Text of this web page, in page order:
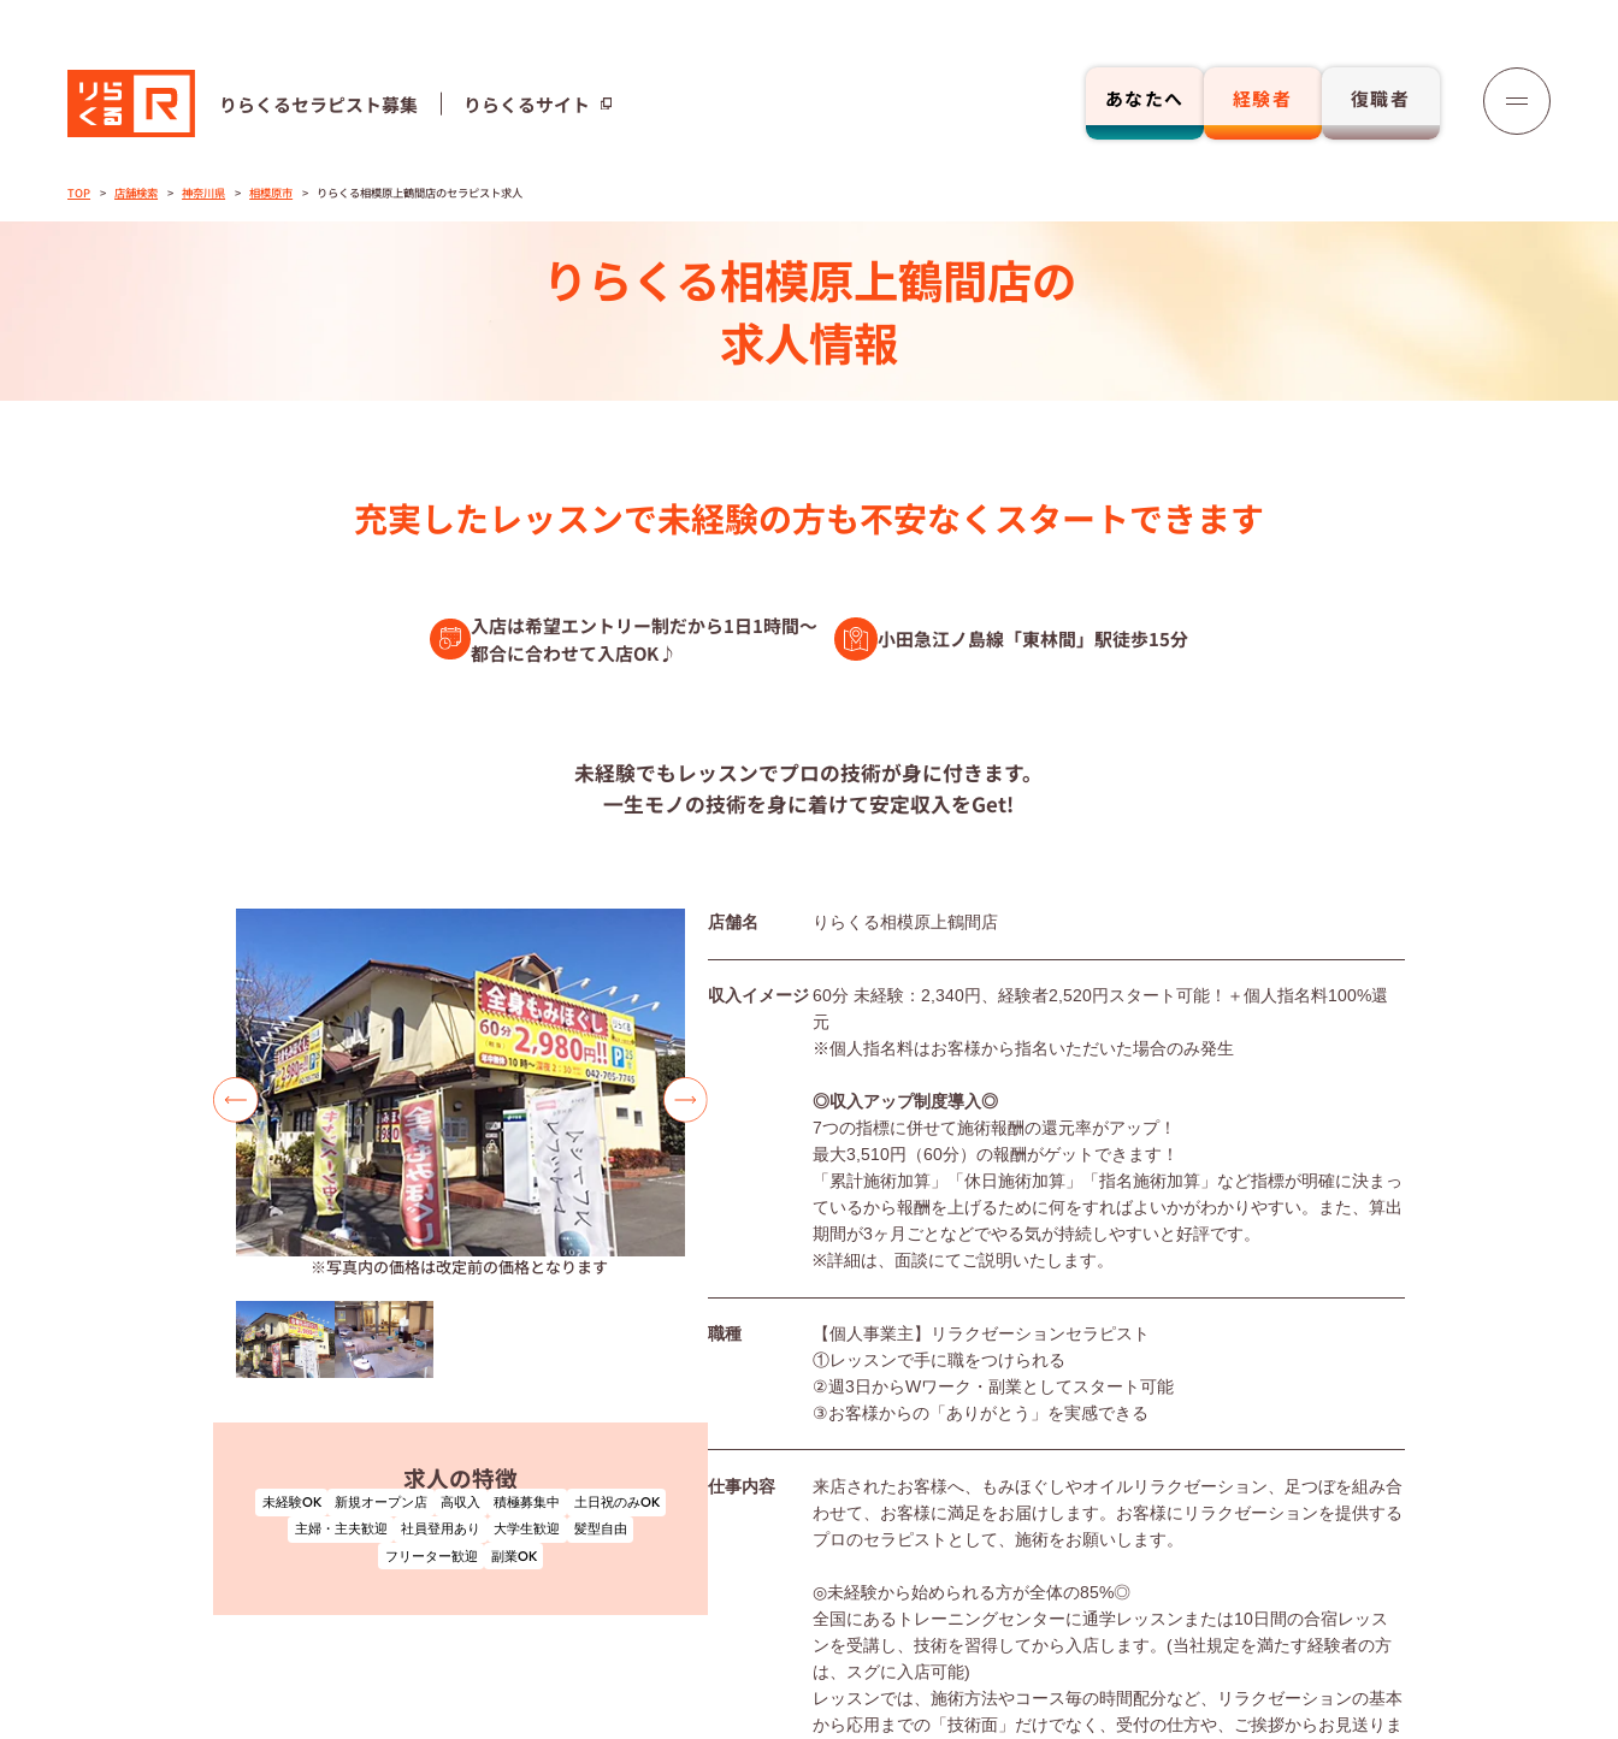
りらくるセラピスト募集 りらくるサイト あなたへ 経験者 復職者
りらくるセラピスト募集 りらくるサイト
セラピストストーリー⼀覧
トレーニング制度
セラピスト募集中の店舗検索
復職セラピスト募集
利用規約
プライバシーポリシー
TOP 店舗検索 神奈川県 相模原市 りらくる相模原上鶴間店のセラピスト求人
りらくる相模原上鶴間店の
求人情報
充実したレッスンで未経験の⽅も不安なく スタートできます
入店は希望エントリー制だから1日1時間～
都合に合わせて入店OK♪
小田急江ノ島線「東林間」駅徒歩15分
未経験でもレッスンでプロの技術が身に付きます。
一生モノの技術を身に着けて安定収入をGet!
※写真内の価格は改定前の価格となります
求人の特徴
未経験OK 新規オープン店 高収入 積極募集中
土日祝のみOK
主婦・主夫歓迎
社員登用あり 大学生歓迎
髪型自由
フリーター歓迎
副業OK
店舗名 りらくる相模原上鶴間店
収入イメージ60分 未経験：2,340円、経験者2,520円スタート可能！＋個人指名料100%還
元
※個人指名料はお客様から指名いただいた場合のみ発生
◎収入アップ制度導入◎
7つの指標に併せて施術報酬の還元率がアップ！
最大3,510円（60分）の報酬がゲットできます！
「累計施術加算」「休日施術加算」「指名施術加算」など指標が明確に決まっ
ているから報酬を上げるために何をすればよいかがわかりやすい。また、算出
期間が3ヶ月ごとなどでやる気が持続しやすいと好評です。
※詳細は、面談にてご説明いたします。
職種
【個人事業主】リラクゼーションセラピスト
①レッスンで手に職をつけられる
②週3日からWワーク・副業としてスタート可能
③お客様からの「ありがとう」を実感できる
仕事内容
来店されたお客様へ、もみほぐしやオイルリラクゼーション、足つぼを組み合
わせて、お客様に満足をお届けします。お客様にリラクゼーションを提供する
プロのセラピストとして、施術をお願いします。
◎未経験から始められる方が全体の85%◎
全国にあるトレーニングセンターに通学レッスンまたは10日間の合宿レッス
ンを受講し、技術を習得してから入店します。(当社規定を満たす経験者の方
は、スグに入店可能)
レッスンでは、施術方法やコース毎の時間配分など、リラクゼーションの基本
から応用までの「技術面」だけでなく、受付の仕方や、ご挨拶からお見送りま